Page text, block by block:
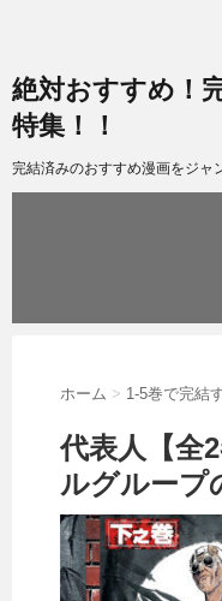
絶対おすすめ！
特集！！
完結済みのおすすめ漫画をジャ
ホーム > 1-5巻で完結
代表人【全
ルグループ